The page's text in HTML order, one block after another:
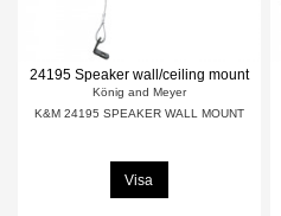
24195 Speaker wall/ceiling mount
König and Meyer
K&M 24195 SPEAKER WALL MOUNT
Visa